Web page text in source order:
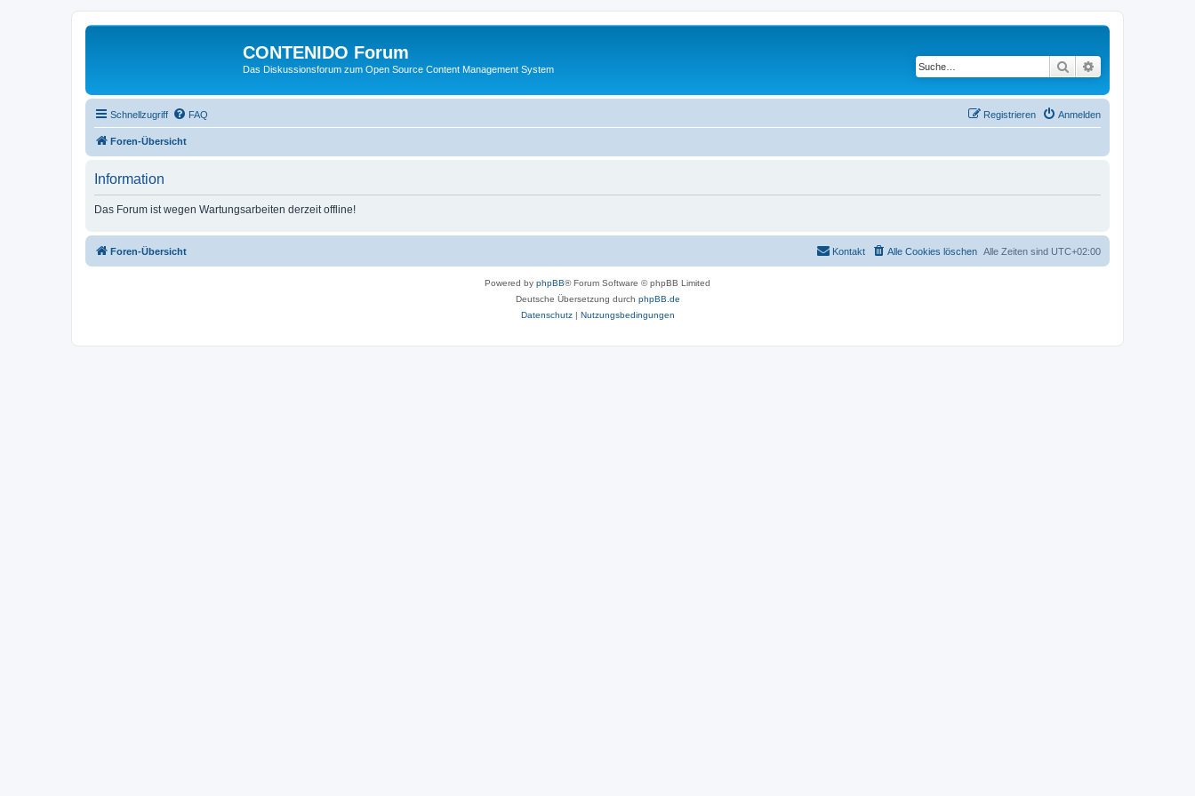
CONTENIDO Forum
Das Diskussionsforum zum Open Source Content Management System Suche
Schnellzugriff FAQ Anmelden
Registrieren
Foren-Übersicht
Information
Das Forum ist wegen Wartungsarbeiten derzeit offline!
Foren-Übersicht Alle Zeiten sind UTC+02:00
Alle Cookies löschen
Kontakt
Powered by phpBB® Forum Software © phpBB Limited
Deutsche Übersetzung durch phpBB.de
Datenschutz| Nutzungsbedingungen